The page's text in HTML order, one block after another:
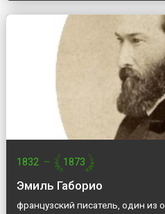
1832 — 1873
Эмиль Габорио
французский писатель, один из